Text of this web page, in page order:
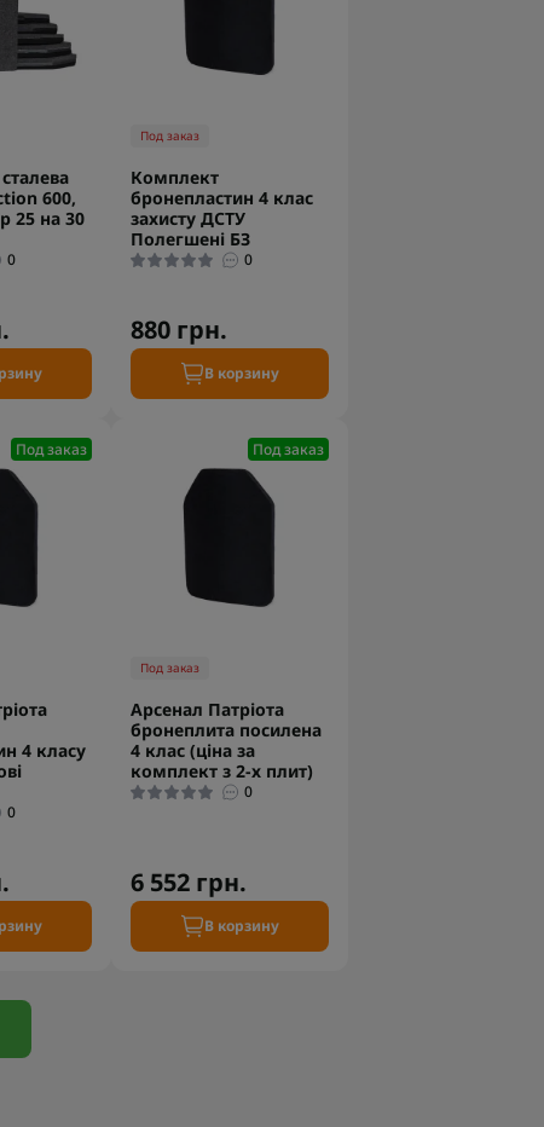
600,
25 на 30
0
Под заказ
Комплект
бронепластин 4 клас
захисту ДСТУ
Полегшені БЗ
0
880 грн.
В корзину
Под заказ
4 класу
0
Под заказ
Под заказ
Арсенал Патріота
бронеплита посилена
4 клас (ціна за
комплект з 2-х плит)
0
6 552 грн.
В корзину